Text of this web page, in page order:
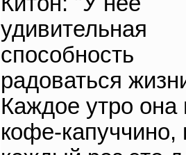
удивительная
способность
радоваться
Каждое утро она
кофе-капуччино,